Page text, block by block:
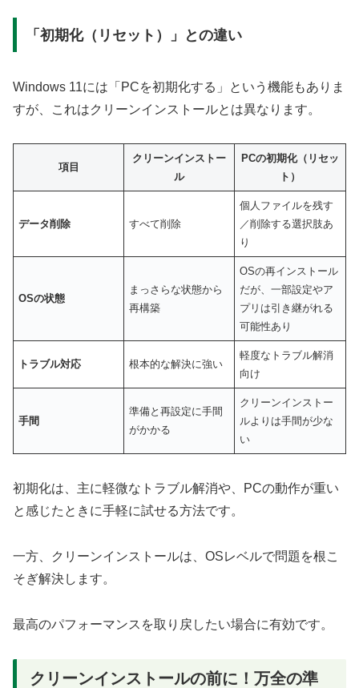
「初期化（リセット）」との違い
Windows 11には「PCを初期化する」という機能もありま
すが、これはクリーンインストールとは異なります。
項目
クリーンインストー
ル
PCの初期化（リセッ
ト）
データ削除 すべて削除
個人ファイルを残す
／削除する選択肢あ
り
OSの状態
まっさらな状態から
再構築
OSの再インストール
だが、一部設定やア
プリは引き継がれる
可能性あり
トラブル対応 根本的な解決に強い
軽度なトラブル解消
向け
手間
準備と再設定に手間
がかかる
クリーンインストー
ルよりは手間が少な
い
初期化は、主に軽微なトラブル解消や、PCの動作が重い
と感じたときに手軽に試せる方法です。
一方、クリーンインストールは、OSレベルで問題を根こ
そぎ解決します。
最高のパフォーマンスを取り戻したい場合に有効です。
クリーンインストールの前に！万全の準